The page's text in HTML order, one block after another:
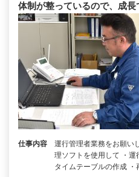
体制が整っているので、成長
仕事内容
運行管理者業務をお願い
理ソフトを使用して ・運
タイムテーブルの作成